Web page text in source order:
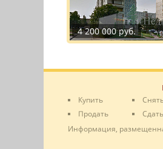
4 200 000 руб.
Купить
Продать
Сдать
Информация,